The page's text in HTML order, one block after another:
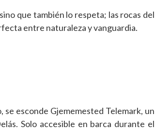
que también lo respeta; las rocas del
entre naturaleza y vanguardia.
esconde Gjememested Telemark, un
Solo accesible en barca durante el